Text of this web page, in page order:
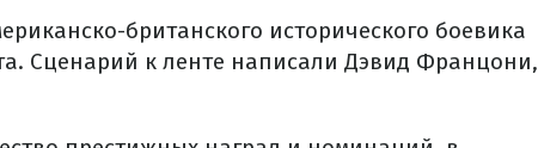
британского исторического боевика
Сценарий к ленте написали Дэвид Францони,